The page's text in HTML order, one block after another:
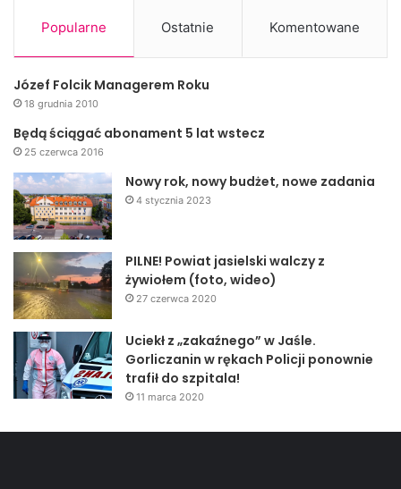
Popularne Ostatnie Komentowane
Józef Folcik Managerem Roku
18 grudnia 2010
Będą ściągać abonament 5 lat wstecz
25 czerwca 2016
Nowy rok, nowy budżet, nowe zadania
4 stycznia 2023
PILNE! Powiat jasielski walczy z
żywiołem (foto, wideo)
27 czerwca 2020
Uciekł z „zakaźnego” w Jaśle.
Gorliczanin w rękach Policji ponownie
trafił do szpitala!
11 marca 2020